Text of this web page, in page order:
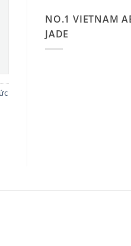
NO.1 VIETNAM
JADE